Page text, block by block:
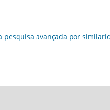
pesquisa avançada por